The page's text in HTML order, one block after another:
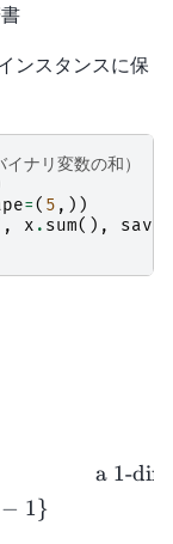
ンスタンスに保
ナリ変数の和）
=( 5 ,))
, x . sum(),
− 1}
a 1-